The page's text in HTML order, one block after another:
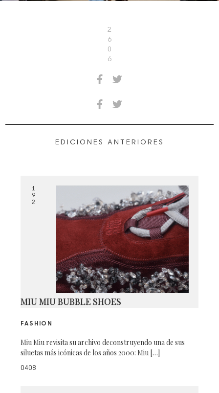
2
6
0
6
EDICIONES ANTERIORES
1
9
2
MIU MIU BUBBLE SHOES
FASHION
Miu Miu revisita su archivo deconstruyendo una de sus
siluetas más icónicas de los años 2000: Miu […]
0408